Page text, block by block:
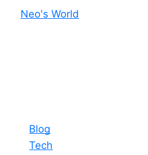
Neo's World
Blog
Tech